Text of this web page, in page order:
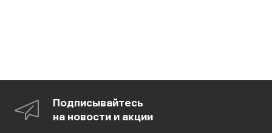
Подписывайтесь
на новости и акции